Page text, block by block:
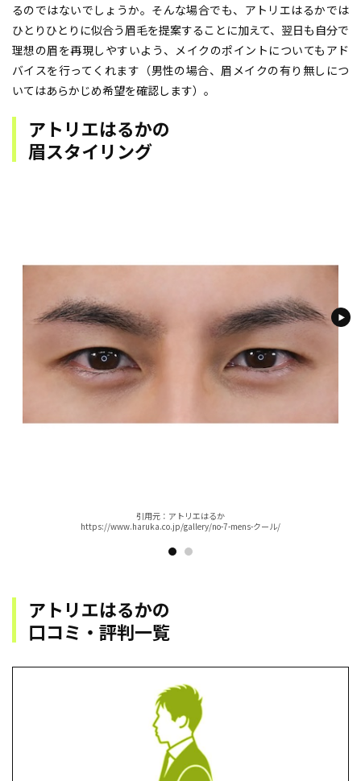
るのではないでしょうか。そんな場合でも、アトリエはるかでは
ひとりひとりに似合う眉毛を提案することに加えて、翌日も自分で
理想の眉を再現しやすいよう、メイクのポイントについてもアド
バイスを行ってくれます（男性の場合、眉メイクの有り無しにつ
いてはあらかじめ希望を確認します）。
アトリエはるかの
眉スタイリング
引⽤元：アトリエはるか
https://www.haruka.co.jp/gallery/no-7-mens-クール/
アトリエはるかの
⼝コミ・評判⼀覧